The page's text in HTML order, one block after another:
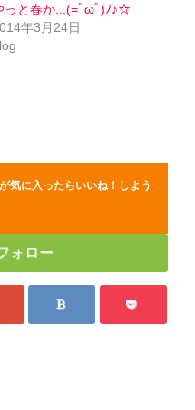
っと春が...(=ﾟωﾟ)ﾉ♪☆
年3月24日
気に入ったらいいね！しよう
ォロー